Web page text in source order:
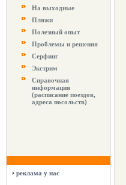
На выходные
Пляжи
Полезный опыт
Проблемы и решения
Серфинг
Экстрим
Справочная
информация
(расписание поездов,
адреса посольств)
реклама у нас